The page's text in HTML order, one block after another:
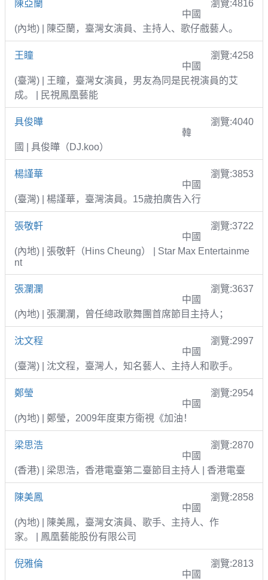
陳亞蘭
瀏覽:4816
中國
(內地) | 陳亞蘭，臺灣女演員、主持人、歌仔戲藝人。
王瞳
瀏覽:4258
中國
(臺灣) | 王瞳，臺灣女演員，男友為同是民視演員的艾
成。 | 民視鳳凰藝能
具俊曄
瀏覽:4040
韓
國 | 具俊曄（DJ.koo）
楊謹華
瀏覽:3853
中國
(臺灣) | 楊謹華，臺灣演員。15歲拍廣告入行
張敬軒
瀏覽:3722
中國
(內地) | 張敬軒（Hins Cheung） | Star Max Entertainme
nt
張瀾瀾
瀏覽:3637
中國
(內地) | 張瀾瀾，曾任總政歌舞團首席節目主持人；
沈文程
瀏覽:2997
中國
(臺灣) | 沈文程，臺灣人，知名藝人、主持人和歌手。
鄭瑩
瀏覽:2954
中國
(內地) | 鄭瑩，2009年度東方衛視《加油！
梁思浩
瀏覽:2870
中國
(香港) | 梁思浩，香港電臺第二臺節目主持人 | 香港電臺
陳美鳳
瀏覽:2858
中國
(內地) | 陳美鳳，臺灣女演員、歌手、主持人、作
家。 | 鳳凰藝能股份有限公司
倪雅倫
瀏覽:2813
中國